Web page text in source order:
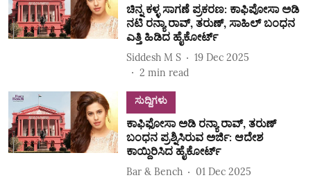
ಚಿನ್ನ ಕಳ್ಳ ಸಾಗಣೆ ಪ್ರಕರಣ: ಕಾಫಿಪೋಸಾ ಅಡಿ
ನಟಿ ರನ್ಯಾ ರಾವ್‌, ತರುಣ್‌, ಸಾಹಿಲ್‌ ಬಂಧನ
ಎತ್ತಿ ಹಿಡಿದ ಹೈಕೋರ್ಟ್‌
Siddesh M S
19 Dec 2025
2 min read
ಸುದ್ದಿಗಳು
ಕಾಫಿಫೋಸಾ ಅಡಿ ರನ್ಯಾ ರಾವ್‌, ತರುಣ್‌
ಬಂಧನ ಪ್ರಶ್ನಿಸಿರುವ ಅರ್ಜಿ: ಆದೇಶ
ಕಾಯ್ದಿರಿಸಿದ ಹೈಕೋರ್ಟ್‌
Bar & Bench
01 Dec 2025